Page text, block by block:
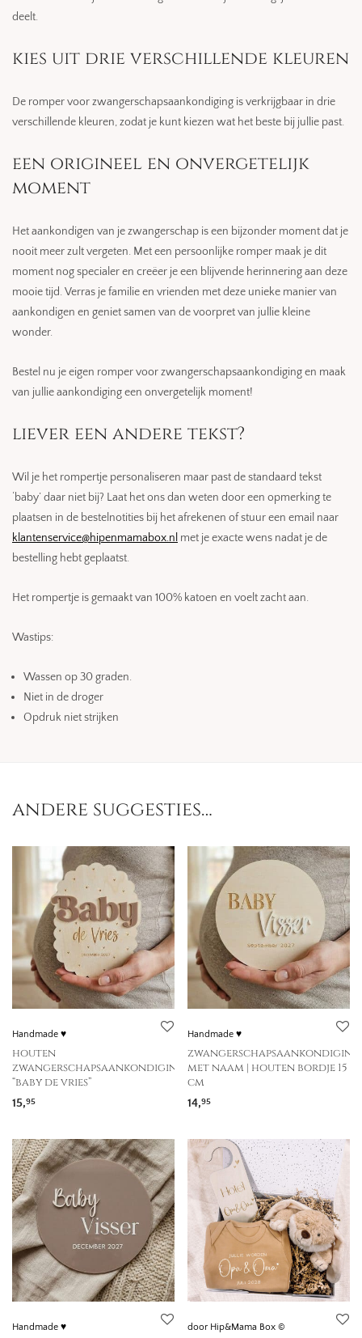
deelt.
kies uit drie verschillende kleuren
De romper voor zwangerschapsaankondiging is verkrijgbaar in drie
verschillende kleuren, zodat je kunt kiezen wat het beste bij jullie past.
een origineel en onvergetelijk
moment
Het aankondigen van je zwangerschap is een bijzonder moment dat je
nooit meer zult vergeten. Met een persoonlijke romper maak je dit
moment nog specialer en creëer je een blijvende herinnering aan deze
mooie tijd. Verras je familie en vrienden met deze unieke manier van
aankondigen en geniet samen van de voorpret van jullie kleine
wonder.
Bestel nu je eigen romper voor zwangerschapsaankondiging en maak
van jullie aankondiging een onvergetelijk moment!
liever een andere tekst?
Wil je het rompertje personaliseren maar past de standaard tekst
‘baby’ daar niet bij? Laat het ons dan weten door een opmerking te
plaatsen in de bestelnotities bij het afrekenen of stuur een email naar
klantenservice@hipenmamabox.nl met je exacte wens nadat je de
bestelling hebt geplaatst.
Het rompertje is gemaakt van 100% katoen en voelt zacht aan.
Wastips:
Wassen op 30 graden.
Niet in de droger
Opdruk niet strijken
andere suggesties…
Handmade ♥
houten
zwangerschapsaankondiging
“baby de vries”
15,95
Handmade ♥
zwangerschapsaankondiging
met naam | houten bordje 15
cm
14,95
Handmade ♥ door Hip&Mama Box ©